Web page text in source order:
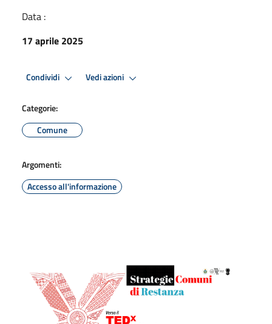
Data :
17 aprile 2025
Condividi Vedi azioni
Categorie:
Comune
Argomenti:
Accesso all'informazione